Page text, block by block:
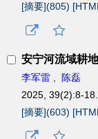
[摘要](805)
安宁河流域耕
李军雷 ,
陈磊
2025, 39(2):8-18.
[摘要](603)